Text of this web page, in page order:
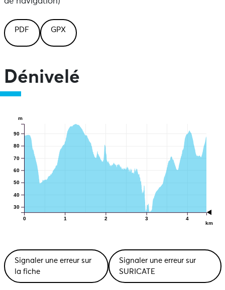
PDF GPX
Dénivelé
0 1 2 3 4
km
30
40
50
60
70
80
90
m
Signaler une erreur sur
la fiche
Signaler une erreur sur
SURICATE